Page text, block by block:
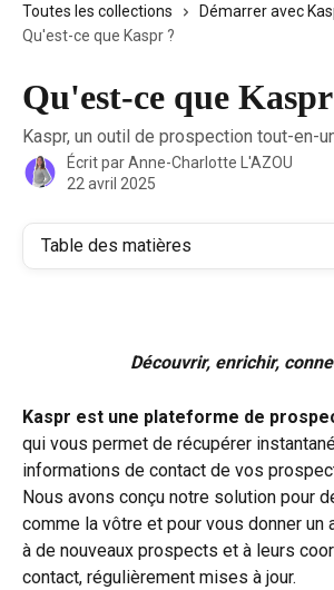
Toutes les collections
Démarrer avec
Qu'est-ce que Kaspr ?
Qu'est-ce que
Kaspr, un outil de prospection tout-en-
Écrit parAnne-Charlotte L'AZOU
22 avril 2025
Table des matières
Découvrir, enrichir,
Kaspr est une plateforme de
qui vous permet de récupérer
informations de contact de vos
Nous avons conçu notre solution pour
comme la vôtre et pour vous donner un
à de nouveaux prospects et à leurs
contact, régulièrement mises à jour.